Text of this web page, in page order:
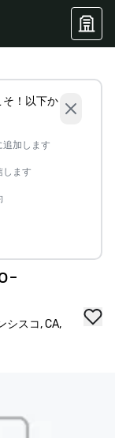
！以下か
追加します
します
シスコ, CA,